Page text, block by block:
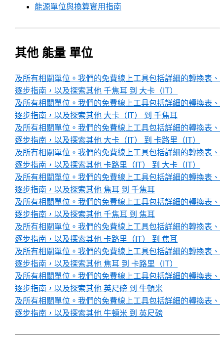
能源單位與換算實用指南
其他 能量 單位
及所有相關單位。我們的免費線上工具包括詳細的轉換表、
逐步指南，以及探索其他 千焦耳 到 大卡（IT）
及所有相關單位。我們的免費線上工具包括詳細的轉換表、
逐步指南，以及探索其他 大卡（IT） 到 千焦耳
及所有相關單位。我們的免費線上工具包括詳細的轉換表、
逐步指南，以及探索其他 大卡（IT） 到 卡路里（IT）
及所有相關單位。我們的免費線上工具包括詳細的轉換表、
逐步指南，以及探索其他 卡路里（IT） 到 大卡（IT）
及所有相關單位。我們的免費線上工具包括詳細的轉換表、
逐步指南，以及探索其他 焦耳 到 千焦耳
及所有相關單位。我們的免費線上工具包括詳細的轉換表、
逐步指南，以及探索其他 千焦耳 到 焦耳
及所有相關單位。我們的免費線上工具包括詳細的轉換表、
逐步指南，以及探索其他 卡路里（IT） 到 焦耳
及所有相關單位。我們的免費線上工具包括詳細的轉換表、
逐步指南，以及探索其他 焦耳 到 卡路里（IT）
及所有相關單位。我們的免費線上工具包括詳細的轉換表、
逐步指南，以及探索其他 英尺磅 到 牛頓米
及所有相關單位。我們的免費線上工具包括詳細的轉換表、
逐步指南，以及探索其他 牛頓米 到 英尺磅